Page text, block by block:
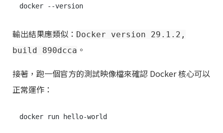
輸出結果應類似： Docker version 29.1.2,
build 890dcca 。
接著，跑一個官方的測試映像檔來確認 Docker 核心可以
正常運作：